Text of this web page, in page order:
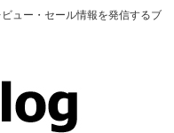
ュー・セール情報を発信するブ